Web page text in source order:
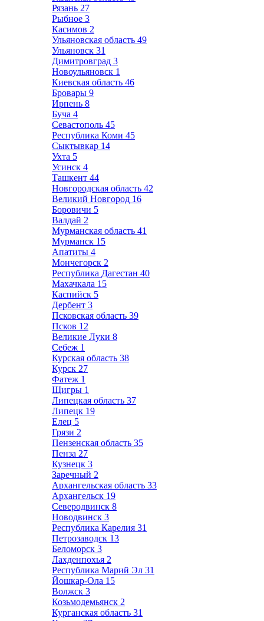
Рязань 27
Рыбное 3
Касимов 2
Ульяновская область 49
Ульяновск 31
Димитровград 3
Новоульяновск 1
Киевская область 46
Бровары 9
Ирпень 8
Буча 4
Севастополь 45
Республика Коми 45
Сыктывкар 14
Ухта 5
Усинск 4
Ташкент 44
Новгородская область 42
Великий Новгород 16
Боровичи 5
Валдай 2
Мурманская область 41
Мурманск 15
Апатиты 4
Мончегорск 2
Республика Дагестан 40
Махачкала 15
Каспийск 5
Дербент 3
Псковская область 39
Псков 12
Великие Луки 8
Себеж 1
Курская область 38
Курск 27
Фатеж 1
Щигры 1
Липецкая область 37
Липецк 19
Елец 5
Грязи 2
Пензенская область 35
Пенза 27
Кузнецк 3
Заречный 2
Архангельская область 33
Архангельск 19
Северодвинск 8
Новодвинск 3
Республика Карелия 31
Петрозаводск 13
Беломорск 3
Лахденпохья 2
Республика Марий Эл 31
Йошкар-Ола 15
Волжск 3
Козьмодемьянск 2
Курганская область 31